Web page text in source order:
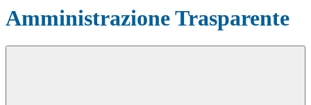
Amministrazione Trasparente